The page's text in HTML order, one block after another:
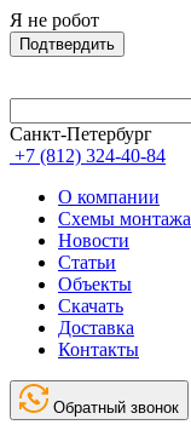
Я не робот
Подтвердить
Санкт-Петербург
+7 (812) 324-40-84
О компании
Схемы монтажа
Новости
Статьи
Объекты
Скачать
Доставка
Контакты
Обратный звонок